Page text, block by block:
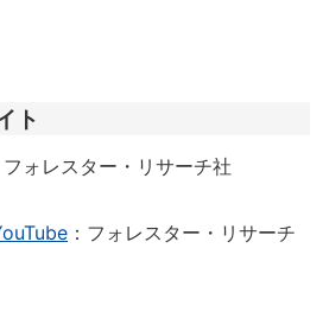
ト
フォレスター・リサーチ社
：フォレスター・リサーチ